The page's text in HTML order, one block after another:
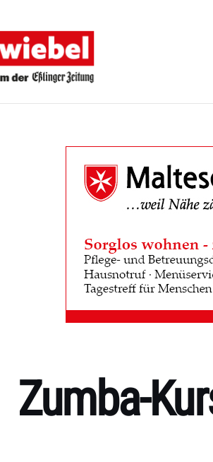
KategorienZumba-